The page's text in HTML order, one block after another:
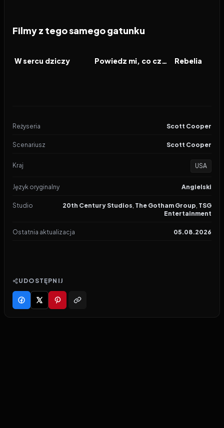
Filmy z tego samego gatunku
FILM
W sercu dziczy FILM Powiedz mi, co czujesz FILM
Rebelia
Reżyseria Scott Cooper
Scenariusz Scott Cooper
Kraj USA
Język oryginalny Angielski
Studio 20th Century Studios, The Gotham Group, TSG
Entertainment
Ostatnia aktualizacja 05.08.2026
UDOSTĘPNIJ